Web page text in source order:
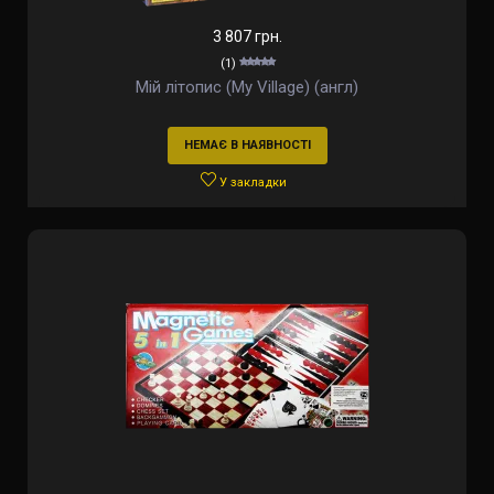
3 807 грн.
(1)
Мій літопис (My Village) (англ)
НЕМАЄ В НАЯВНОСТІ
У закладки